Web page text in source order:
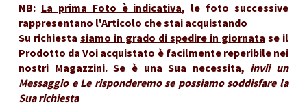
NB: La prima Foto è indicativa, le foto successive
rappresentano l'Articolo che stai acquistando
Su richiesta siamo in grado di spedire in giornata se il
Prodotto da Voi acquistato è facilmente reperibile nei
nostri Magazzini. Se è una Sua necessita, invii un
Messaggio e Le risponderemo se possiamo soddisfare la
Sua richiesta